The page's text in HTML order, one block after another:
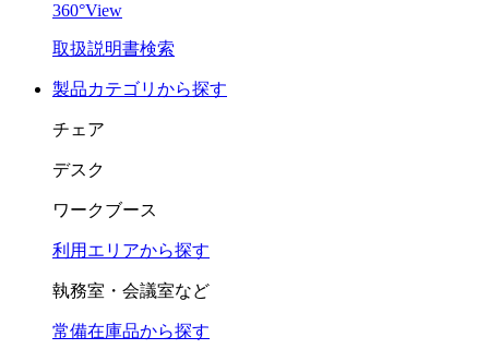
360°View
取扱説明書検索
製品カテゴリから探す
チェア
デスク
ワークブース
利用エリアから探す
執務室・会議室など
常備在庫品から探す